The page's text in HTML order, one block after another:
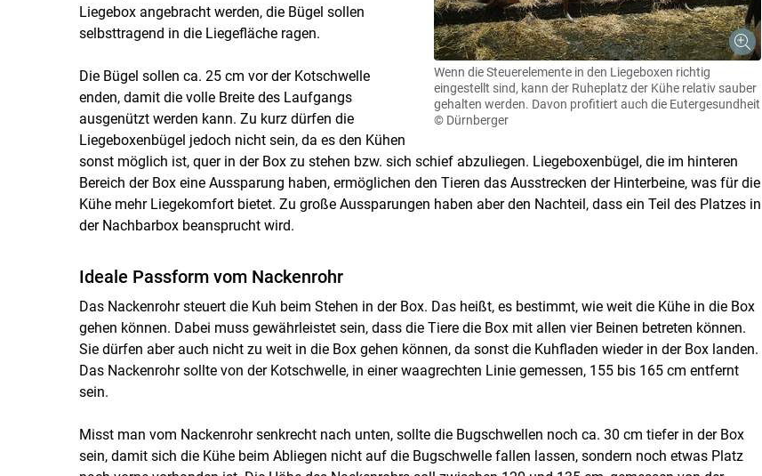
Wenn die Steuerelemente in den Liegeboxen richtig
eingestellt sind, kann der Ruheplatz der Kühe relativ sauber
gehalten werden. Davon profitiert auch die Eutergesundheit
© Dürnberger
Liegebox angebracht werden, die Bügel sollen
selbsttragend in die Liegefläche ragen.
Die Bügel sollen ca. 25 cm vor der Kotschwelle
enden, damit die volle Breite des Laufgangs
ausgenützt werden kann. Zu kurz dürfen die
Liegeboxenbügel jedoch nicht sein, da es den Kühen
sonst möglich ist, quer in der Box zu stehen bzw. sich schief abzuliegen. Liegeboxenbügel, die im hinteren
Bereich der Box eine Aussparung haben, ermöglichen den Tieren das Ausstrecken der Hinterbeine, was für die
Kühe mehr Liegekomfort bietet. Zu große Aussparungen haben aber den Nachteil, dass ein Teil des Platzes in
der Nachbarbox beansprucht wird.
Ideale Passform vom Nackenrohr
Das Nackenrohr steuert die Kuh beim Stehen in der Box. Das heißt, es bestimmt, wie weit die Kühe in die Box
gehen können. Dabei muss gewährleistet sein, dass die Tiere die Box mit allen vier Beinen betreten können.
Sie dürfen aber auch nicht zu weit in die Box gehen können, da sonst die Kuhfladen wieder in der Box landen.
Das Nackenrohr sollte von der Kotschwelle, in einer waagrechten Linie gemessen, 155 bis 165 cm entfernt
sein.
Misst man vom Nackenrohr senkrecht nach unten, sollte die Bugschwellen noch ca. 30 cm tiefer in der Box
sein, damit sich die Kühe beim Abliegen nicht auf die Bugschwelle fallen lassen, sondern noch etwas Platz